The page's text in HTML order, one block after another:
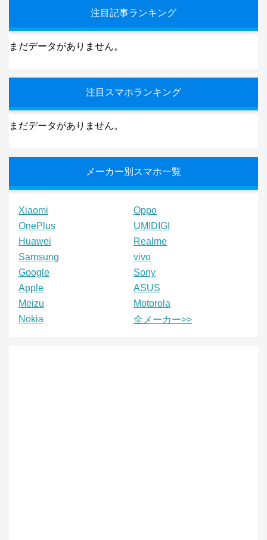
注目記事ランキング
まだデータがありません。
注目スマホランキング
まだデータがありません。
メーカー別スマホ一覧
Xiaomi
Oppo
OnePlus
UMIDIGI
Huawei
Realme
Samsung
vivo
Google
Sony
Apple
ASUS
Meizu
Motorola
Nokia
全メーカー>>